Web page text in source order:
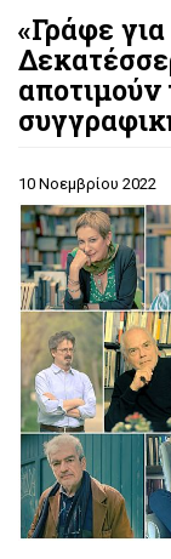
«Γράφε
αποτιμούν
10 Νοεμβρίου 2022